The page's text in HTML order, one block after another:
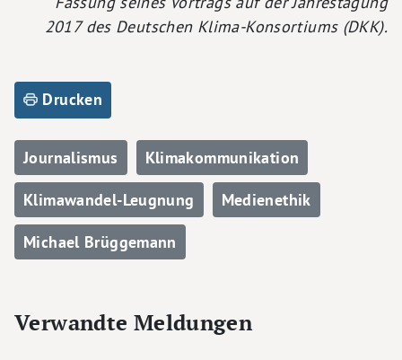
2017 des Deutschen Klima-Konsortiums (DKK).
Drucken
Journalismus Klimakommunikation
Klimawandel-Leugnung Medienethik
Michael Brüggemann
Verwandte Meldungen